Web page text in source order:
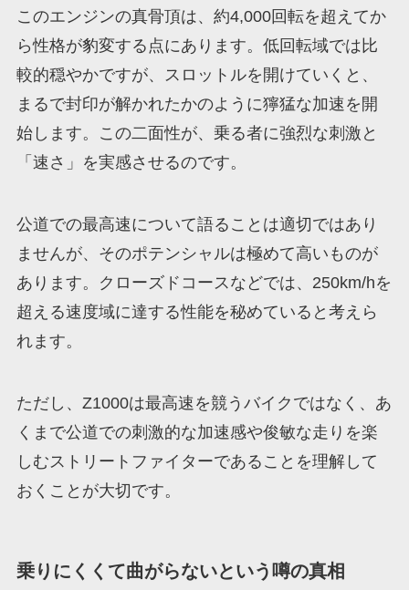
このエンジンの真骨頂は、約4,000回転を超えてか
ら性格が豹変する点にあります。低回転域では比
較的穏やかですが、スロットルを開けていくと、
まるで封印が解かれたかのように獰猛な加速を開
始します。この二面性が、乗る者に強烈な刺激と
「速さ」を実感させるのです。
公道での最高速について語ることは適切ではあり
ませんが、そのポテンシャルは極めて高いものが
あります。クローズドコースなどでは、250km/hを
超える速度域に達する性能を秘めていると考えら
れます。
ただし、Z1000は最高速を競うバイクではなく、あ
くまで公道での刺激的な加速感や俊敏な走りを楽
しむストリートファイターであることを理解して
おくことが大切です。
乗りにくくて曲がらないという噂の真相